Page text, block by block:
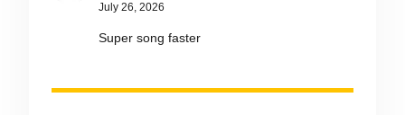
July 26, 2026
Super song faster